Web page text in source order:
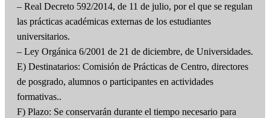
– Real Decreto 592/2014, de 11 de julio, por el que se regulan
las prácticas académicas externas de los estudiantes
universitarios.
– Ley Orgánica 6/2001 de 21 de diciembre, de Universidades.
E) Destinatarios: Comisión de Prácticas de Centro, directores
de posgrado, alumnos o participantes en actividades
formativas..
F) Plazo: Se conservarán durante el tiempo necesario para